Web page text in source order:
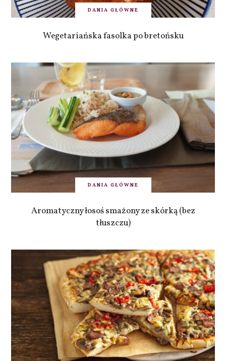
DANIA GŁÓWNE
Wegetariańska fasolka po bretońsku
DANIA GŁÓWNE
Aromatyczny łosoś smażony ze skórką (bez
tłuszczu)